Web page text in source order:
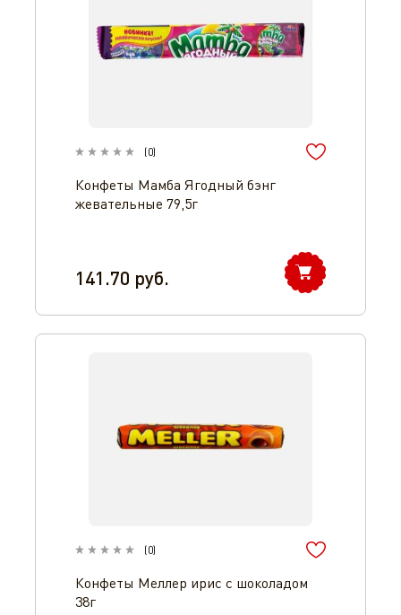
(0)
Конфеты Мамба Ягодный бэнг
жевательные 79,5г
141.70 руб.
(0)
Конфеты Меллер ирис с шоколадом
38г